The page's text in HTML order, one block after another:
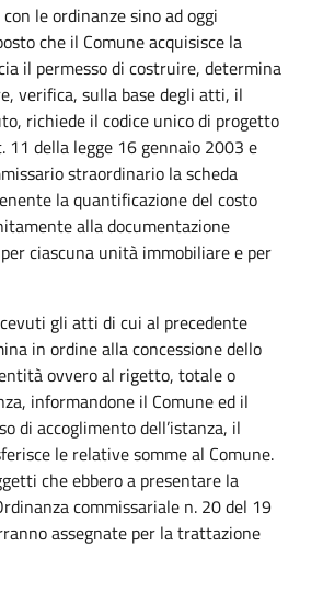
le ordinanze sino ad oggi
che il Comune acquisisce la
il permesso di costruire, determina
verifica, sulla base degli atti, il
richiede il codice unico di progetto
11 della legge 16 gennaio 2003 e
straordinario la scheda
la quantificazione del costo
alla documentazione
ciascuna unità immobiliare e per
gli atti di cui al precedente
in ordine alla concessione dello
ovvero al rigetto, totale o
informandone il Comune ed il
di accoglimento dell’istanza, il
le relative somme al Comune.
che ebbero a presentare la
commissariale n. 20 del 19
assegnate per la trattazione